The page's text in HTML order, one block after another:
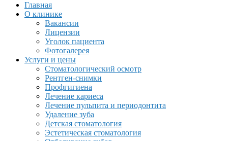
Главная
О клинике
Вакансии
Лицензии
Уголок пациента
Фотогалерея
Услуги и цены
Стоматологический осмотр
Рентген-снимки
Профгигиена
Лечение кариеса
Лечение пульпита и периодонтита
Удаление зуба
Детская стоматология
Эстетическая стоматология